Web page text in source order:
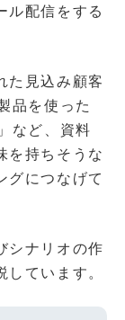
ル配信をする
た見込み顧客
品を使った
など、資料
を持ちそうな
グにつなげて
シナリオの作
ています。